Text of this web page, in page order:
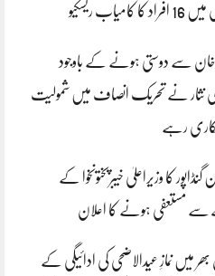
کامیاب ریسکیو
خان سے دوستی ہونے کے باوجود
نثار نے تحریک انصاف میں شمولیت
رہے
گنڈاپور کا وزیراعلیٰ خیبرپختونخوا کے
مستعفی ہونے کا اعلان
بھر میں نمازِ عیدالاضحی کی ادائیگی کے